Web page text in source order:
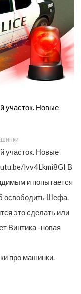
участок. Новые
участок. Новые
lvv4Lkmi8GI В
и попытается
освободить Шефа.
это сделать или
Винтика -новая
про машинки.